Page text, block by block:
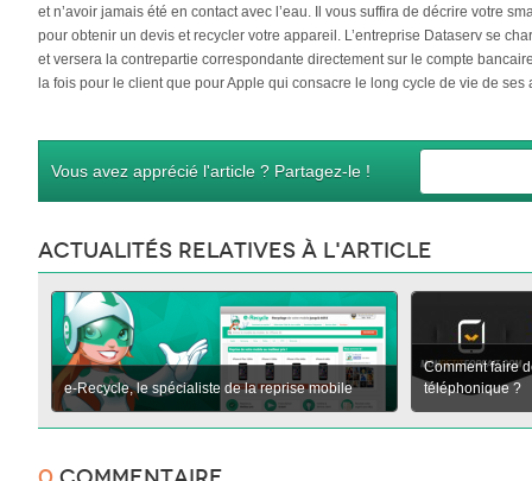
et n’avoir jamais été en contact avec l’eau. Il vous suffira de décrire votre
pour obtenir un devis et recycler votre appareil. L’entreprise Dataserv se
et versera la contrepartie correspondante directement sur le compte
la fois pour le client que pour Apple qui consacre le long cycle de vie de ses
Vous avez apprécié l'article ? Partagez-le !
Actualités relatives à l'article
e-Recycle, le spécialiste de la reprise mobile
Comment faire
téléphonique ?